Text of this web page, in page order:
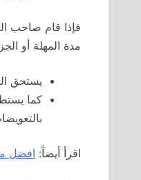
مدة المهلة أو
يستحق
كما
اقرأ أيضاً: افضل